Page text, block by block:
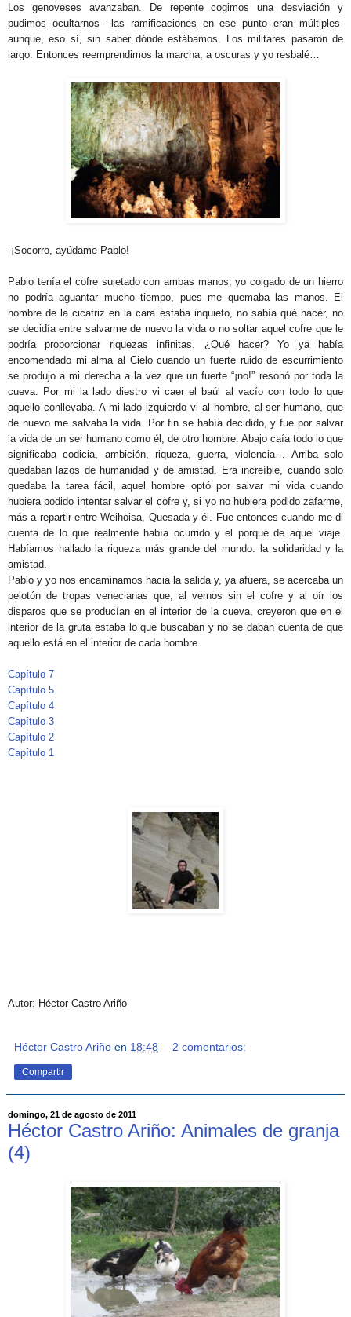
Los genoveses avanzaban. De repente cogimos una desviación y
pudimos ocultarnos –las ramificaciones en ese punto eran múltiples-
aunque, eso sí, sin saber dónde estábamos. Los militares pasaron de
largo. Entonces reemprendimos la marcha, a oscuras y yo resbalé…
-¡Socorro, ayúdame Pablo!
Pablo tenía el cofre sujetado con ambas manos; yo colgado de un hierro
no podría aguantar mucho tiempo, pues me quemaba las manos. El
hombre de la cicatriz en la cara estaba inquieto, no sabía qué hacer, no
se decidía entre salvarme de nuevo la vida o no soltar aquel cofre que le
podría proporcionar riquezas infinitas. ¿Qué hacer? Yo ya había
encomendado mi alma al Cielo cuando un fuerte ruido de escurrimiento
se produjo a mi derecha a la vez que un fuerte “¡no!” resonó por toda la
cueva. Por mi la lado diestro vi caer el baúl al vacío con todo lo que
aquello conllevaba. A mi lado izquierdo vi al hombre, al ser humano, que
de nuevo me salvaba la vida. Por fin se había decidido, y fue por salvar
la vida de un ser humano como él, de otro hombre. Abajo caía todo lo que
significaba codicia, ambición, riqueza, guerra, violencia… Arriba solo
quedaban lazos de humanidad y de amistad. Era increíble, cuando solo
quedaba la tarea fácil, aquel hombre optó por salvar mi vida cuando
hubiera podido intentar salvar el cofre y, si yo no hubiera podido zafarme,
más a repartir entre Weihoisa, Quesada y él. Fue entonces cuando me di
cuenta de lo que realmente había ocurrido y el porqué de aquel viaje.
Habíamos hallado la riqueza más grande del mundo: la solidaridad y la
amistad.
Pablo y yo nos encaminamos hacia la salida y, ya afuera, se acercaba un
pelotón de tropas venecianas que, al vernos sin el cofre y al oír los
disparos que se producían en el interior de la cueva, creyeron que en el
interior de la gruta estaba lo que buscaban y no se daban cuenta de que
aquello está en el interior de cada hombre.
Capítulo 7
Capítulo 5
Capítulo 4
Capítulo 3
Capítulo 2
Capítulo 1
Autor: Héctor Castro Ariño
Héctor Castro Ariño en 18:48 2 comentarios:
Compartir
domingo, 21 de agosto de 2011
Héctor Castro Ariño: Animales de granja
(4)